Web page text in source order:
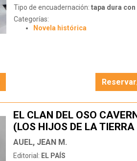
Tipo de encuadernación: tapa dura con
Categorías:
Novela histórica
EL CLAN DEL OSO
(LOS HIJOS DE LA
AUEL, JEAN M.
Editorial: EL PAÍS